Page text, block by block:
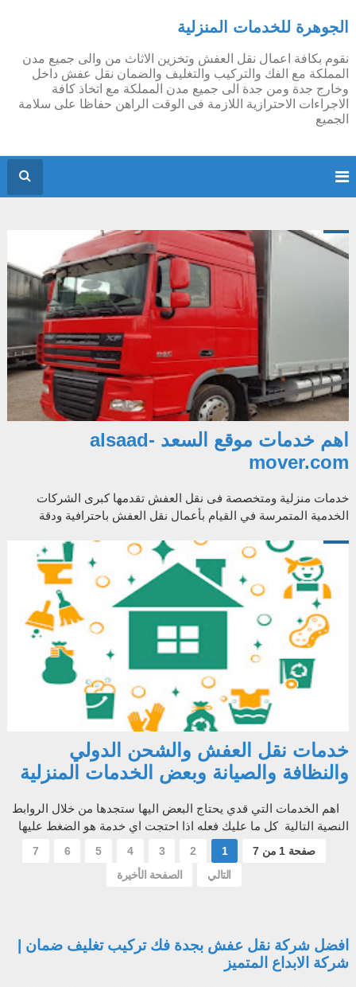
الجوهرة للخدمات المنزلية
نقوم بكافة اعمال نقل العفش وتخزين الاثاث من والى جميع مدن
المملكة مع الفك والتركيب والتغليف والضمان نقل عفش داخل
وخارج جدة ومن جدة الى جميع مدن المملكة مع اتخاذ كافة
الاجراءات الاحترازية اللازمة فى الوقت الراهن حفاظا على سلامة
الجميع
اهم خدمات موقع السعد alsaad-
mover.com
خدمات منزلية ومتخصصة فى نقل العفش تقدمها كبرى الشركات
الخدمية المتمرسة في القيام بأعمال نقل العفش باحترافية ودقة
خدمات نقل العفش والشحن الدولي
والنظافة والصيانة وبعض الخدمات المنزلية
اهم الخدمات التي قدي يحتاج البعض اليها ستجدها من خلال الروابط
النصية التالية كل ما عليك فعله اذا احتجت اي خدمة هو الضغط عليها
صفحة 1 من 7 1
2
3
4
5
6
7
التالي
الصفحة الأخيرة
افضل شركة نقل عفش بجدة فك تركيب تغليف ضمان |
شركة الابداع المتميز